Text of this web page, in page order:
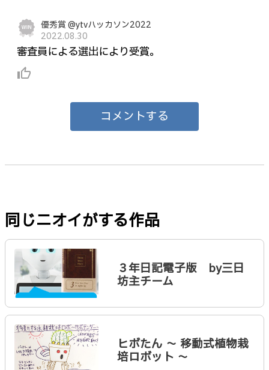
優秀賞 @ytvハッカソン2022
2022.08.30
審査員による選出により受賞。
thumb_up_alt
コメントする
同じニオイがする作品
３年日記電子版 by三日
坊主チーム
ヒボたん 〜 移動式植物栽
培ロボット 〜